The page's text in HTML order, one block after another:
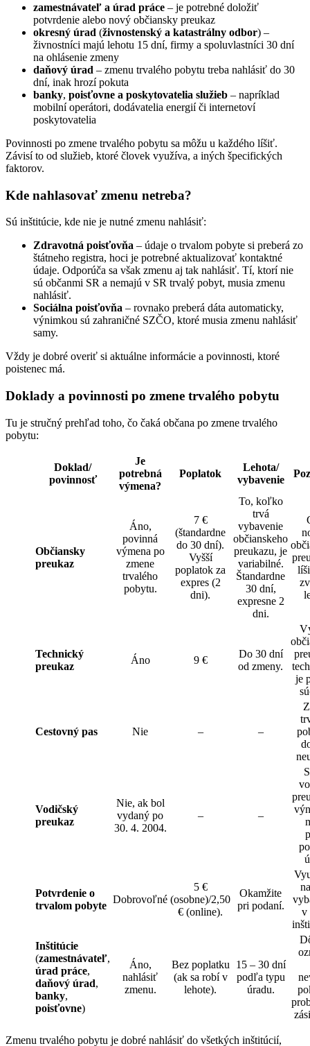
zamestnávateľ a úrad práce – je potrebné doložiť
potvrdenie alebo nový občiansky preukaz
okresný úrad (živnostenský a katastrálny odbor) –
živnostníci majú lehotu 15 dní, firmy a spoluvlastníci 30 dní
na ohlásenie zmeny
daňový úrad – zmenu trvalého pobytu treba nahlásiť do 30
dní, inak hrozí pokuta
banky, poisťovne a poskytovatelia služieb – napríklad
mobilní operátori, dodávatelia energií či internetoví
poskytovatelia
Povinnosti po zmene trvalého pobytu sa môžu u každého líšiť.
Závisí to od služieb, ktoré človek využíva, a iných špecifických
faktorov.
Kde nahlasovať zmenu netreba?
Sú inštitúcie, kde nie je nutné zmenu nahlásiť:
Zdravotná poisťovňa – údaje o trvalom pobyte si preberá zo
štátneho registra, hoci je potrebné aktualizovať kontaktné
údaje. Odporúča sa však zmenu aj tak nahlásiť. Tí, ktorí nie
sú občanmi SR a nemajú v SR trvalý pobyt, musia zmenu
nahlásiť.
Sociálna poisťovňa – rovnako preberá dáta automaticky,
výnimkou sú zahraničné SZČO, ktoré musia zmenu nahlásiť
samy.
Vždy je dobré overiť si aktuálne informácie a povinnosti, ktoré
poistenec má.
Doklady a povinnosti po zmene trvalého pobytu
Tu je stručný prehľad toho, čo čaká občana po zmene trvalého
pobytu:
Doklad/
povinnosť
Je
potrebná
výmena?
Poplatok
Lehota/
vybavenie
Občiansky
preukaz
Áno,
povinná
výmena po
zmene
trvalého
pobytu.
7 €
(štandardne
do 30 dní).
Vyšší
poplatok za
expres (2
dni).
To, koľko
trvá
vybavenie
občianskeho
preukazu, je
variabilné.
Štandardne
30 dní,
expresne 2
dni.
Technický
preukaz
Áno 9 €
Do 30 dní
od zmeny.
je
Cestovný pas Nie – –
Vodičský
preukaz
Nie, ak bol
vydaný po
30. 4. 2004.
– –
Potvrdenie o
trvalom pobyte
Dobrovoľné
5 €
(osobne)/2,50
€ (online).
Okamžite
pri podaní.
v
Inštitúcie
(zamestnávateľ,
úrad práce,
daňový úrad,
banky,
poisťovne)
Áno,
nahlásiť
zmenu.
Bez poplatku
(ak sa robí v
lehote).
15 – 30 dní
podľa typu
úradu.
Zmenu trvalého pobytu je dobré nahlásiť do všetkých inštitúcií,